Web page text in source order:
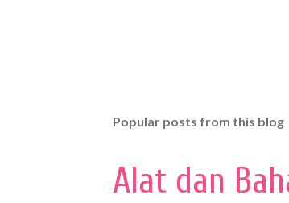
Popular posts from this blog
Alat dan